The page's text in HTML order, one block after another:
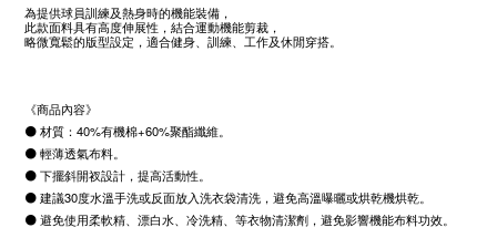
為提供球員訓練及熱身時的機能裝備，
此款面料具有高度伸展性，結合運動機能剪裁，
略微寬鬆的版型設定，適合健身、訓練、工作及休閒穿搭。
《商品內容》
⚫材質： 40%有機棉+60%聚酯纖維。
⚫輕薄透氣布料。
⚫下擺斜開衩設計，提高活動性。
⚫建議30度水溫手洗或反面放入洗衣袋清洗，避免高溫曝曬或烘乾機烘乾。
⚫避免使用柔軟精、漂白水、冷洗精、等衣物清潔劑，避免影響機能布料功效。